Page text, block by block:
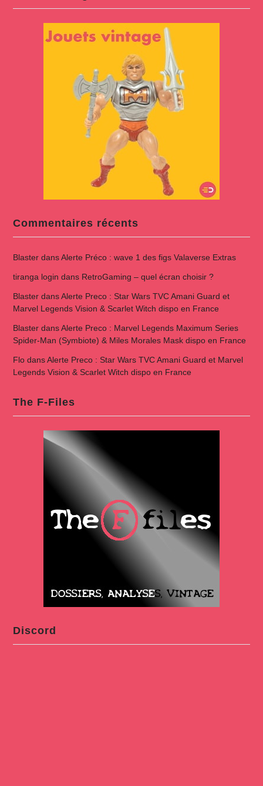
Commentaires récents
BlasterdansAlerte Préco : wave 1 des figs Valaverse Extras
tiranga login dans RetroGaming – quel écran choisir ?
BlasterdansAlerte Preco : Star Wars TVC Amani Guard et
Marvel Legends Vision & Scarlet Witch dispo en France
BlasterdansAlerte Preco : Marvel Legends Maximum Series
Spider-Man (Symbiote) & Miles Morales Mask dispo en France
FlodansAlerte Preco : Star Wars TVC Amani Guard et Marvel
Legends Vision & Scarlet Witch dispo en France
The F-Files
Discord